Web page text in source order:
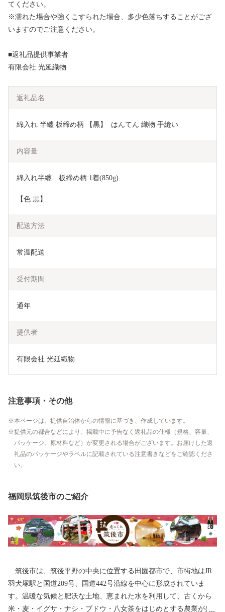
てください。
※濡れた場合や強くこすられた場合、多少色落ちすることがござ
いますのでご注意ください。
■返礼品提供事業者
有限会社 光延織物
返礼品名
綿入れ 半纏 板締め柄 【黒】  はんてん 織物 手縫い
内容量
綿入れ半纏　板締め柄:1着(850g)
【色:黒】
配送方法
常温配送
受付期間
通年
提供者
有限会社 光延織物
注意事項・その他
本ページは、提供自治体からの情報に基づき、作成しています。
提供元の都合などにより、掲載中に予告なく返礼品の仕様（規格、容量、
パッケージ、原材料など）が変更される場合がございます。お届けした返
礼品のパッケージやラベルに記載されている注意書きなどをご確認くださ
い。
福岡県筑後市のご紹介
筑後市は、筑後平野の中央に位置する田園都市で、市街地はJR
羽犬塚駅と国道209号、国道442号沿線を中心に形成されていま
す。温暖な気候と肥沃な土地、恵まれた水を利用して、古くから
米・麦・イグサ・ナシ・ブドウ・八女茶をはじめとする農業が盛